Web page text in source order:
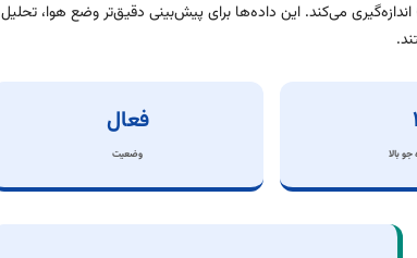
مختلف جو (تا ارتفاع حدود ۳۰ کیلومتر) اندازه‌گیری می‌کند. این داده‌ها برای پیش‌بینی دقیق‌تر وضع هوا، تحلیل
۱
جو بالا
فعال
وضعیت